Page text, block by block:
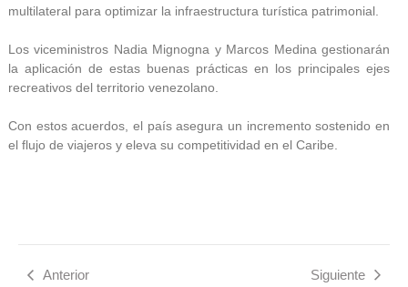
multilateral para optimizar la infraestructura turística patrimonial.
Los viceministros Nadia Mignogna y Marcos Medina gestionarán
la aplicación de estas buenas prácticas en los principales ejes
recreativos del territorio venezolano.
Con estos acuerdos, el país asegura un incremento sostenido en
el flujo de viajeros y eleva su competitividad en el Caribe.
Anterior Siguiente